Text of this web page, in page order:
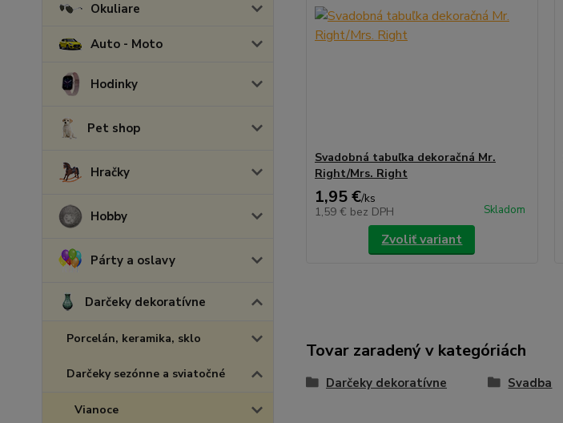
Okuliare
Auto - Moto
Hodinky
Pet shop
Hračky
Hobby
Párty a oslavy
Darčeky dekoratívne
Porcelán, keramika, sklo
Darčeky sezónne a sviatočné
Vianoce
Svadobná tabuľka dekoračná Mr.
Right/Mrs. Right
1,95 €/ks
1,59 € bez DPH Skladom
Zvoliť variant
Tovar zaradený v kategóriách
Darčeky dekoratívne Svadba